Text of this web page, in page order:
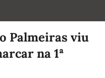
Palmeiras viu
na 1ª